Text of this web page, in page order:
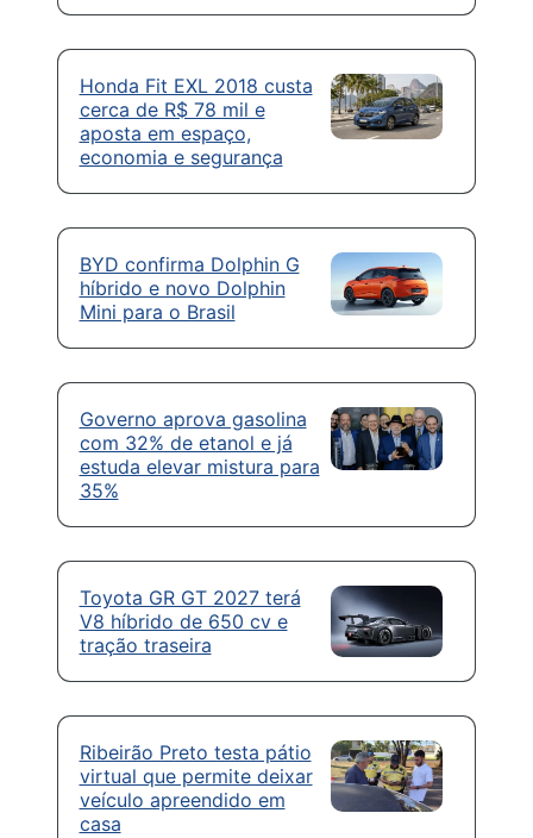
Honda Fit EXL 2018 custa
cerca de R$ 78 mil e
aposta em espaço,
economia e segurança
BYD confirma Dolphin G
híbrido e novo Dolphin
Mini para o Brasil
Governo aprova gasolina
com 32% de etanol e já
estuda elevar mistura para
35%
Toyota GR GT 2027 terá
V8 híbrido de 650 cv e
tração traseira
Ribeirão Preto testa pátio
virtual que permite deixar
veículo apreendido em
casa